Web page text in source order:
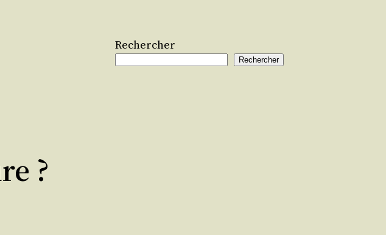
Rechercher
Rechercher
?